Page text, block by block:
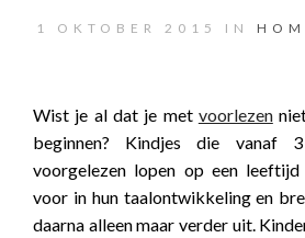
1 OKTOBER 2015 IN
Wist je al dat je met voorlezen
beginnen? Kindjes die vanaf
voorgelezen lopen op een
voor in hun taalontwikkeling en
daarna alleen maar verder uit.